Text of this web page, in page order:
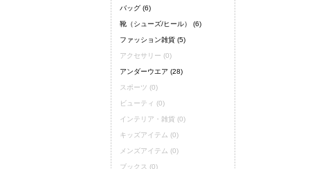
バッグ (6)
靴（シューズ/ヒール） (6)
ファッション雑貨 (5)
アクセサリー (0)
アンダーウエア (28)
スポーツ (0)
ビューティ (0)
インテリア・雑貨 (0)
キッズアイテム (0)
メンズアイテム (0)
ブックス (0)